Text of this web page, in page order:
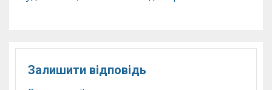
Залишити відповідь